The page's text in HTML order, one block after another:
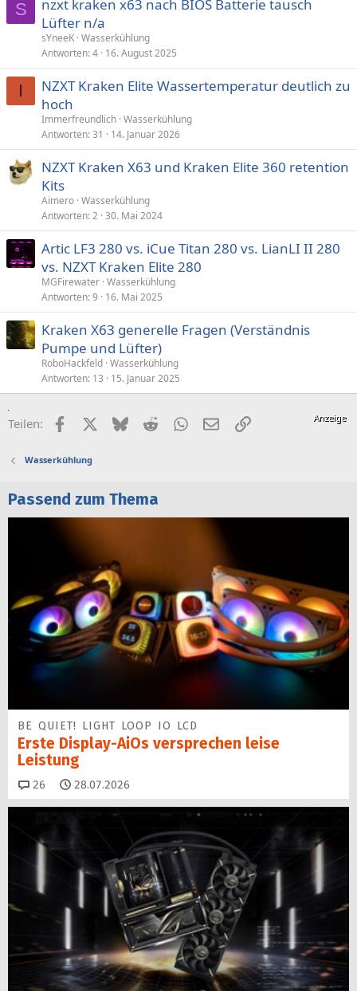
S
nzxt kraken x63 nach BIOS Batterie tausch
Lüfter n/a
sYneeK Wasserkühlung
Antworten 4 16. August 2025
I
NZXT Kraken Elite Wassertemperatur deutlich zu
hoch
Immerfreundlich Wasserkühlung
Antworten 31 14. Januar 2026
NZXT Kraken X63 und Kraken Elite 360 retention
Kits
Aimero Wasserkühlung
Antworten 2 30. Mai 2024
Artic LF3 280 vs. iCue Titan 280 vs. LianLI II 280
vs. NZXT Kraken Elite 280
MGFirewater Wasserkühlung
Antworten 9 16. Mai 2025
Kraken X63 generelle Fragen (Verständnis
Pumpe und Lüfter)
RoboHackfeld Wasserkühlung
Antworten 13 15. Januar 2025
Teilen: FacebookX (Twitter)
BlueskyRedditWhatsApp
E-MailLink
Wasserkühlung
Passend zum Thema
BE QUIET! LIGHT LOOP IO LCD
Erste Display-AiOs versprechen leise
Leistung
26 Kommentare
28.07.2026